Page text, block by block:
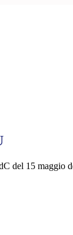
del 15 maggio